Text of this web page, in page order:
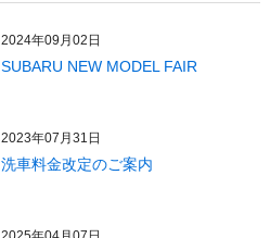
2024年09月02日
SUBARU NEW MODEL FAIR
2023年07月31日
洗車料金改定のご案内